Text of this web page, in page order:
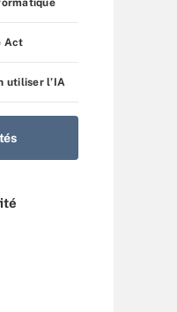
Act
utiliser l’IA